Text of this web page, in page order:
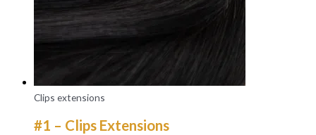
Clips extensions
#1 – Clips Extensions